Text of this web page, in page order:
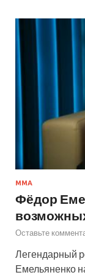
MMA
Фёдор
Оставьте
Легендарный
Емельяненко